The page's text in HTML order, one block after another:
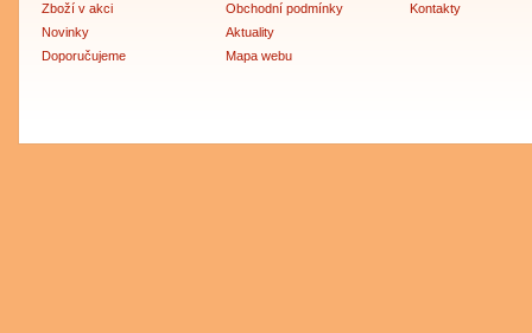
Zboží v akci
Novinky
Doporučujeme
Obchodní podmínky
Aktuality
Mapa webu
Kontakty